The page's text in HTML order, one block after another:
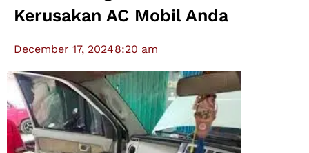
Kerusakan AC Mobil Anda
December 17, 20248:20 am